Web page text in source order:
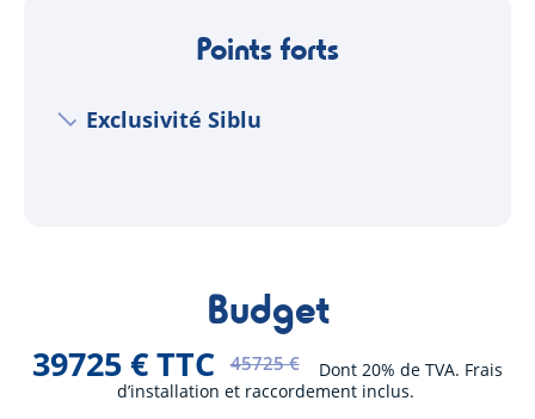
Points forts
Exclusivité Siblu
Budget
39725 € TTC 45725 €
Dont 20% de TVA. Frais
d’installation et raccordement inclus.